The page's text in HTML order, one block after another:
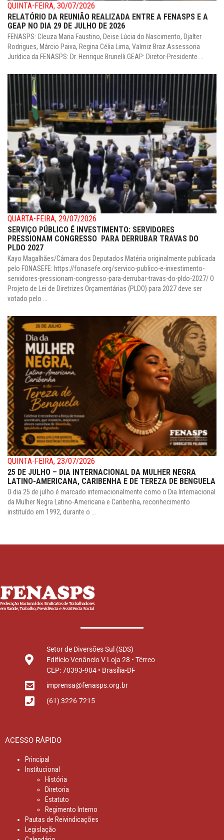
QUINTA-FEIRA, 30/07/2026
RELATÓRIO DA REUNIÃO REALIZADA ENTRE A FENASPS E A
GEAP NO DIA 29 DE JULHO DE 2026
FENASPS: Cleuza Maria Faustino, Deise Lúcia do Nascimento, Djalter
Rodrigues, Márcio Paiva, Regina Célia Lima, Valmiz Braz.Assessoria
Jurídica da FENASPS: Dr. Henrique Brunelli.GEAP: Diretor-Presidente ...
QUARTA-FEIRA, 29/07/2026
SERVIÇO PÚBLICO É INVESTIMENTO: SERVIDORES
PRESSIONAM CONGRESSO PARA DERRUBAR TRAVAS DO
PLDO 2027
Kayo Magalhães/Câmara dos Deputados Matéria originalmente publicada
pelo FONASEFE: https://fonasefe.org/servico-publico-e-investimento-
servidores-pressionam-congresso-para-derrubar-travas-do-pldo-2027/ O
Projeto de Lei de Diretrizes Orçamentárias (PLDO) para 2027 deve ser
votado pelo ...
QUINTA-FEIRA, 23/07/2026
25 DE JULHO – DIA INTERNACIONAL DA MULHER NEGRA
LATINO-AMERICANA, CARIBENHA E DE TEREZA DE BENGUELA
O dia 25 de julho é marcado internacionalmente como o Dia Internacional
da Mulher Negra Latino-Americana e Caribenha, reconhecimento
instituído em 1992, durante o ...
Setor de Diversões Sul (SDS)
Edifício Venâncio V Loja 28 • Térreo
CEP: 70393-904 • Brasília-DF
imprensa@fenasps.org.br
(61) 3226-7215
ACESSO RÁPIDO
Principal
Institucional
História
Diretoria
Estatuto
Regimento Interno
Pautas de Reivindicações
Legislação